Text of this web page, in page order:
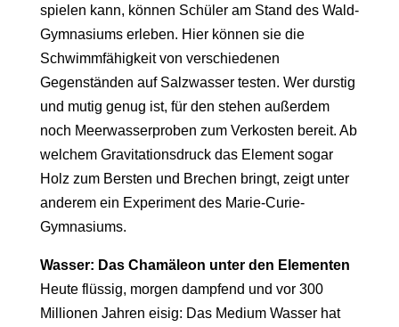
spielen kann, können Schüler am Stand des Wald-
Gymnasiums erleben. Hier können sie die
Schwimmfähigkeit von verschiedenen
Gegenständen auf Salzwasser testen. Wer durstig
und mutig genug ist, für den stehen außerdem
noch Meerwasserproben zum Verkosten bereit. Ab
welchem Gravitationsdruck das Element sogar
Holz zum Bersten und Brechen bringt, zeigt unter
anderem ein Experiment des Marie-Curie-
Gymnasiums.
Wasser: Das Chamäleon unter den Elementen
Heute flüssig, morgen dampfend und vor 300
Millionen Jahren eisig: Das Medium Wasser hat